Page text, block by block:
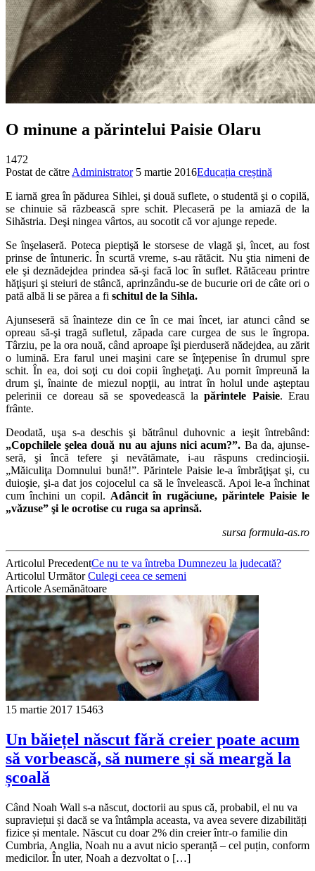
O minune a pă­rintelui Paisie Olaru
1472
Postat de către Administrator 5 martie 2016Educația creștină
E iarnă grea în pădurea Sihlei, şi două suflete, o studentă şi o copilă,
se chinuie să răzbească spre schit. Plecaseră pe la amiază de la
Sihăstria. Deşi ningea vârtos, au socotit că vor ajunge repede.
Se înşelaseră. Po­teca pieptişă le storsese de vlagă şi, încet, au fost
prinse de întuneric. În scurtă vreme, s-au rătăcit. Nu ştia nimeni de
ele şi deznădejdea prindea să-şi facă loc în suflet. Rătăceau printre
hăţişuri şi steiuri de stâncă, aprinzându-se de bucurie ori de câte ori o
pată albă li se părea a fi schitul de la Sihla.
Ajunseseră să înainteze din ce în ce mai încet, iar atunci când se
opreau să-şi tra­gă sufletul, zăpada care curgea de sus le în­gropa.
Târ­ziu, pe la ora nouă, când aproape îşi pier­duseră nădejdea, au zărit
o lumină. Era farul unei maşini care se înţepenise în drumul spre
schit. În ea, doi soţi cu doi copii îngheţaţi. Au pornit împreună la
drum şi, înainte de miezul nopţii, au intrat în holul un­de aşteptau
pelerinii ce doreau să se spove­dească la pă­rin­tele Paisie. Erau
frânte.
Deo­dată, uşa s-a deschis şi bătrânul duhovnic a ieşit între­bând:
„Copchilele şelea două nu au ajuns nici acum?”. Ba da, ajunse­
seră, şi încă tefere şi nevătămate, i-au răspuns cre­din­cioşii.
„Măiculiţa Domnului bună!”. Pă­rintele Paisie le-a îmbrăţişat şi, cu
duioşie, şi-a dat jos cojocelul ca să le învelească. Apoi le-a închinat
cum închini un copil. Adâncit în rugăciune, părintele Paisie le
„vă­zuse” şi le ocrotise cu ruga sa aprinsă.
sursa formula-as.ro
Articolul PrecedentCe nu te va întreba Dumnezeu la judecată?
Articolul UrmătorCulegi ceea ce semeni
Articole Asemănătoare
15 martie 2017 15463
Un băiețel născut fără creier poate acum
să vorbească, să numere și să meargă la
școală
Când Noah Wall s-a născut, doctorii au spus că, probabil, el nu va
supraviețui și dacă se va întâmpla aceasta, va avea severe dizabilități
fizice și mentale. Născut cu doar 2% din creier într-o familie din
Cumbria, Anglia, Noah nu a avut nicio speranță – cel puțin, conform
medicilor. În uter, Noah a dezvoltat o […]